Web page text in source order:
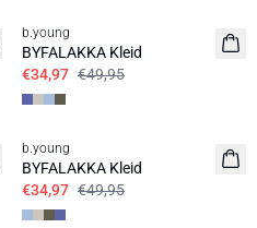
b.young
BYFALAKKA Kleid
€34,97 €49,95
30%
b.young
BYFALAKKA Kleid
€34,97 €49,95
60%